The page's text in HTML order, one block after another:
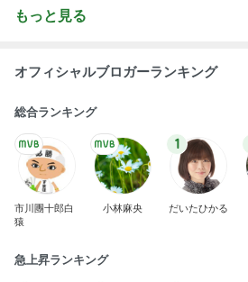
もっと見る
オフィシャルブロガーランキング
総合ランキング
市川團十郎白
猿
小林麻央
1
だいたひかる
急上昇ランキング